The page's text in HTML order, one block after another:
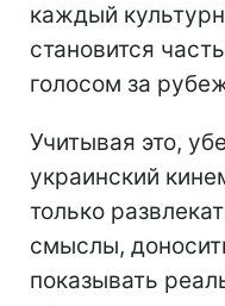
каждый
становится
голосом за
Учитывая это,
украинский
только
смыслы,
показывать